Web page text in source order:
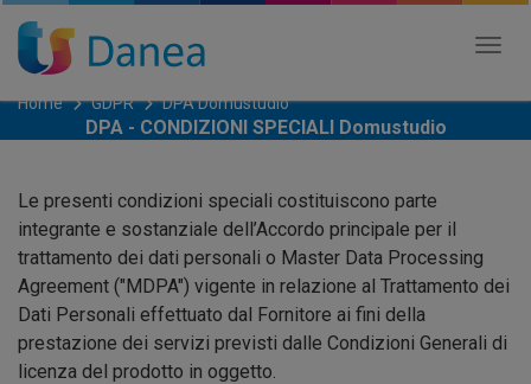
Home GDPR DPA Domustudio
DPA - CONDIZIONI SPECIALI Domustudio
Le presenti condizioni speciali costituiscono parte
integrante e sostanziale dell’Accordo principale per il
trattamento dei dati personali o Master Data Processing
Agreement ("MDPA") vigente in relazione al Trattamento dei
Dati Personali effettuato dal Fornitore ai fini della
prestazione dei servizi previsti dalle Condizioni Generali di
licenza del prodotto in oggetto.